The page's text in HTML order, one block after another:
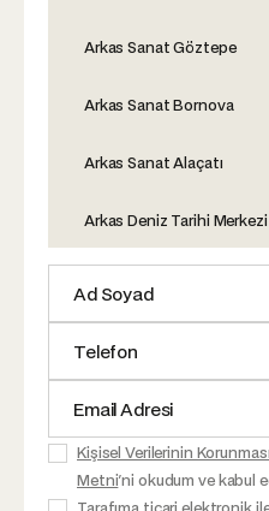
Arkas Sanat Göztepe
Arkas Sanat Bornova
Arkas Sanat Alaçatı
Arkas Deniz Tarihi Merkezi
Kişisel Verilerinin
Metni'ni okudum ve kabul
Tarafıma ticari elektronik